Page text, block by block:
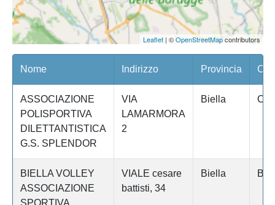
Leaflet| ©OpenStreetMapcontributors
Nome Indirizzo Provincia
ASSOCIAZIONE
POLISPORTIVA
DILETTANTISTICA
G.S. SPLENDOR
VIA
LAMARMORA
2
Biella
BIELLA VOLLEY
ASSOCIAZIONE
VIALE cesare
battisti, 34
Biella